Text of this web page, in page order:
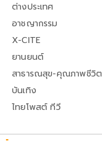
ต่างประเทศ
อาชญากรรม
X-CITE
ยานยนต์
สาธารณสุข-คุณภาพชีวิต
บันเทิง
ไทยโพสต์ ทีวี